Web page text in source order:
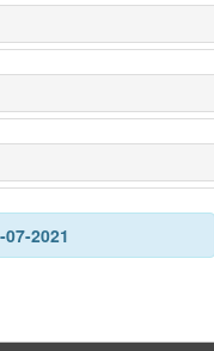
07-2021